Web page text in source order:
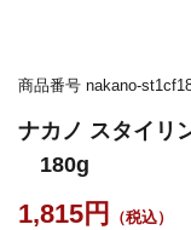
商品番号 nakano-
ナカノ スタイリ
180g
1,815